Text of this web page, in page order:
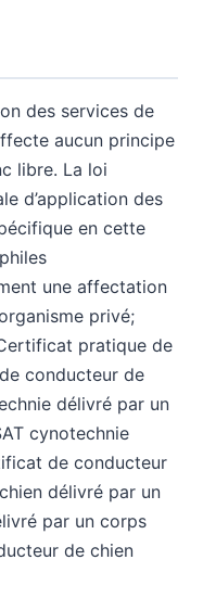
des services de
aucun principe
libre. La loi
d’application des
en cette
une affectation
privé;
pratique de
conducteur de
délivré par un
cynotechnie
de conducteur
délivré par un
par un corps
de chien